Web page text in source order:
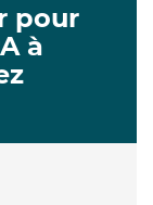
pour
à